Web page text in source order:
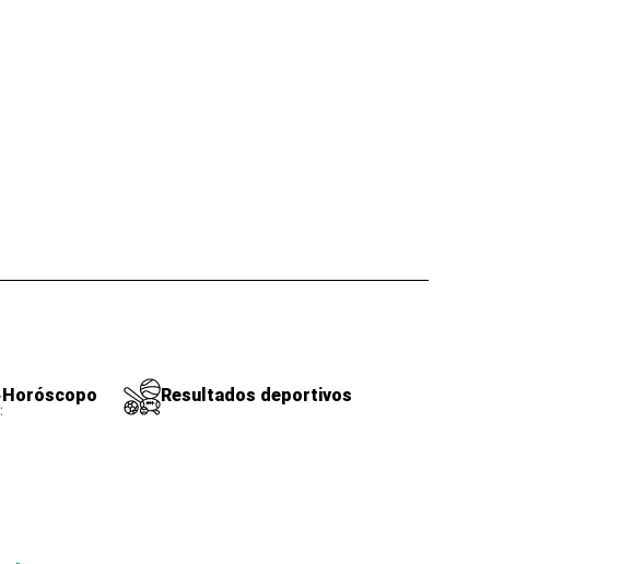
Horóscopo Resultados deportivos